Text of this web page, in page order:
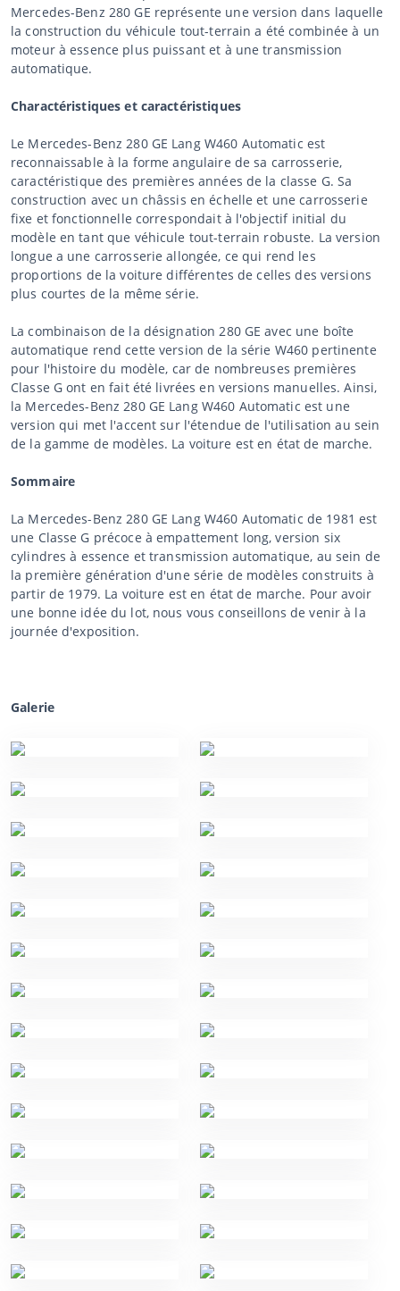
Mercedes-Benz 280 GE représente une version dans laquelle
la construction du véhicule tout-terrain a été combinée à un
moteur à essence plus puissant et à une transmission
automatique.
Charactéristiques et caractéristiques
Le Mercedes-Benz 280 GE Lang W460 Automatic est
reconnaissable à la forme angulaire de sa carrosserie,
caractéristique des premières années de la classe G. Sa
construction avec un châssis en échelle et une carrosserie
fixe et fonctionnelle correspondait à l'objectif initial du
modèle en tant que véhicule tout-terrain robuste. La version
longue a une carrosserie allongée, ce qui rend les
proportions de la voiture différentes de celles des versions
plus courtes de la même série.
La combinaison de la désignation 280 GE avec une boîte
automatique rend cette version de la série W460 pertinente
pour l'histoire du modèle, car de nombreuses premières
Classe G ont en fait été livrées en versions manuelles. Ainsi,
la Mercedes-Benz 280 GE Lang W460 Automatic est une
version qui met l'accent sur l'étendue de l'utilisation au sein
de la gamme de modèles. La voiture est en état de marche.
Sommaire
La Mercedes-Benz 280 GE Lang W460 Automatic de 1981 est
une Classe G précoce à empattement long, version six
cylindres à essence et transmission automatique, au sein de
la première génération d'une série de modèles construits à
partir de 1979. La voiture est en état de marche. Pour avoir
une bonne idée du lot, nous vous conseillons de venir à la
journée d'exposition.
Galerie